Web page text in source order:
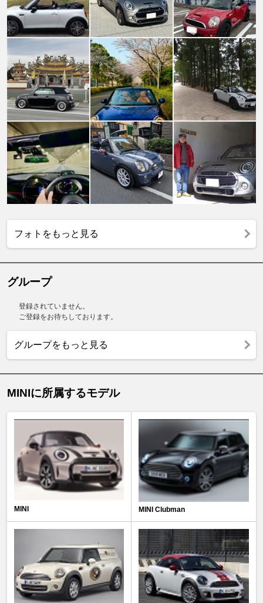
フォトをもっと見る
グループ
登録されていません。
ご登録をお待ちしております。
グループをもっと見る
MINIに所属するモデル
MINI MINI Clubman